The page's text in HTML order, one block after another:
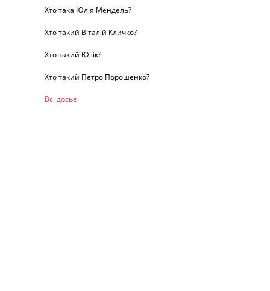
Хто така Юлія Мендель?
Хто такий Віталій Кличко?
Хто такий Юзік?
Хто такий Петро Порошенко?
Всі досьє